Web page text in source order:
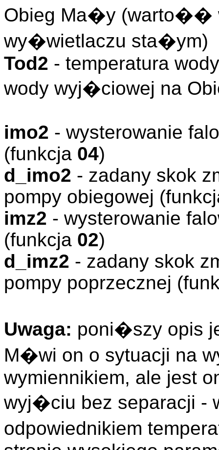
Obieg Ma�y (warto��
wy�wietlaczu sta�ym)
Tod2 - temperatura
wody wyj�ciowej na
imo2 - wysterowanie
(funkcja 04)
d_imo2 - zadany skok
pompy obiegowej
imz2 - wysterowanie
(funkcja 02)
d_imz2 - zadany skok
pompy poprzecznej
Uwaga: poni�szy opis
M�wi on o sytuacji na
wymiennikiem, ale jest
wyj�ciu bez separacji -
odpowiednikiem